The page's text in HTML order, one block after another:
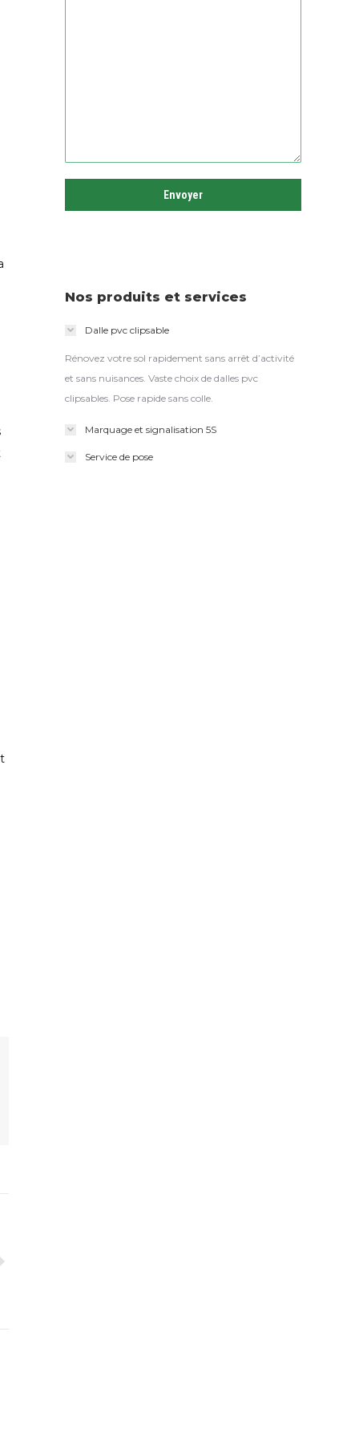
Nos produits et services
Dalle pvc clipsable
Rénovez votre sol rapidement sans arrêt d’activité
et sans nuisances. Vaste choix de dalles pvc
clipsables. Pose rapide sans colle.
Marquage et signalisation 5S
Service de pose